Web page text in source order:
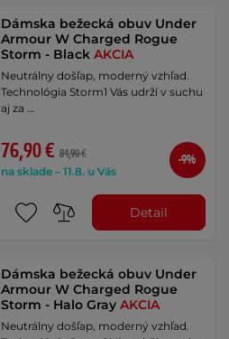
Dámska bežecká obuv Under
Armour W Charged Rogue
Storm - BlackAKCIA
Neutrálny došľap, moderný vzhľad.
Technológia Storm1 Vás udrží v suchu
aj za …
76,90 € 84,90 €
na sklade – 11.8. u Vás
-9%
Detail
Dámska bežecká obuv Under
Armour W Charged Rogue
Storm - Halo GrayAKCIA
Neutrálny došľap, moderný vzhľad.